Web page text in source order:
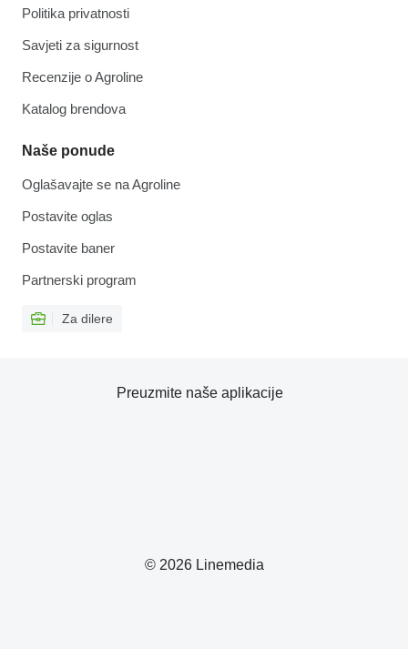
Politika privatnosti
Savjeti za sigurnost
Recenzije o Agroline
Katalog brendova
Naše ponude
Oglašavajte se na Agroline
Postavite oglas
Postavite baner
Partnerski program
Za dilere
© 2026 Linemedia
Preuzmite naše aplikacije